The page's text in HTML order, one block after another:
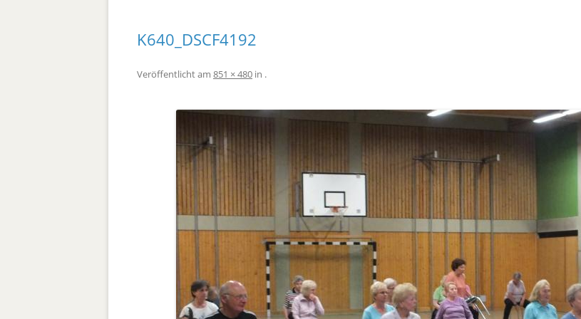
Reha bei seelischen Beschwerden
K640_DSCF4192
Veröffentlichtam 851 × 480 in .